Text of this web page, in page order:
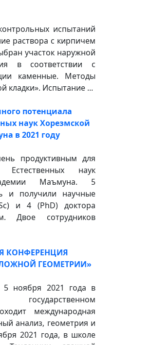
испытаний
раствора с кирпичем
участок наружной
в соответствии с
каменные. Методы
кладки». Испытание ...
потенциала
наук Хорезмской
в 2021 году
продуктивным для
наук
Маъмуна. 5
и получили научные
и 4 (PhD) доктора
Двое сотрудников
КОНФЕРЕНЦИЯ
ГЕОМЕТРИИ»
ноября 2021 года в
международная
анализ, геометрия и
2021 года, в школе